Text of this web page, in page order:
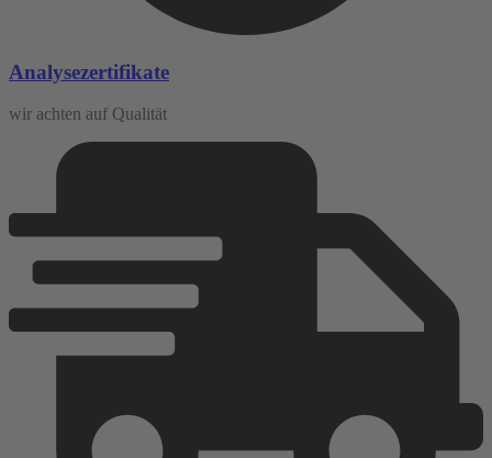
Analysezertifikate
wir achten auf Qualität